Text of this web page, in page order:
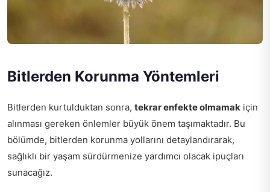
Bitlerden Korunma Yöntemleri
Bitlerden kurtulduktan sonra, tekrar enfekte olmamak için
alınması gereken önlemler büyük önem taşımaktadır. Bu
bölümde, bitlerden korunma yollarını detaylandırarak,
sağlıklı bir yaşam sürdürmenize yardımcı olacak ipuçları
sunacağız.